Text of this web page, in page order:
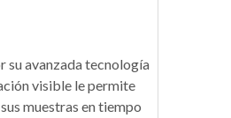
su avanzada tecnología
visible le permite
muestras en tiempo